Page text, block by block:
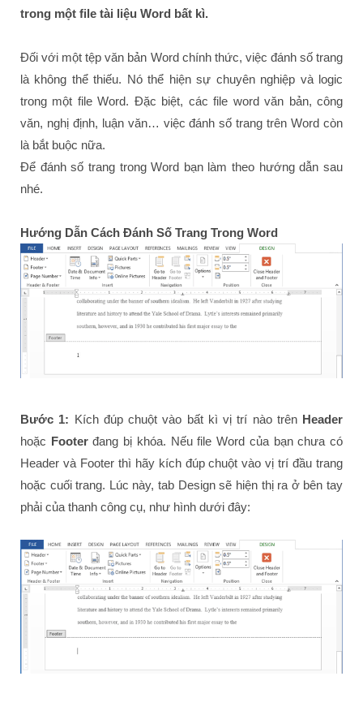
trong một file tài liệu Word bất kì.
Đối với một tệp văn bản Word chính thức, việc đánh số trang
là không thể thiếu. Nó thể hiện sự chuyên nghiệp và logic
trong một file Word. Đặc biệt, các file word văn bản, công
văn, nghị định, luận văn… việc đánh số trang trên Word còn
là bắt buộc nữa.
Để đánh số trang trong Word bạn làm theo hướng dẫn sau
nhé.
Hướng Dẫn Cách Đánh Số Trang Trong Word
Bước 1: Kích đúp chuột vào bất kì vị trí nào trên Header
hoặc Footerđang bị khóa. Nếu file Word của bạn chưa có
Header và Footer thì hãy kích đúp chuột vào vị trí đầu trang
hoặc cuối trang. Lúc này, tab Design sẽ hiện thị ra ở bên tay
phải của thanh công cụ, như hình dưới đây: